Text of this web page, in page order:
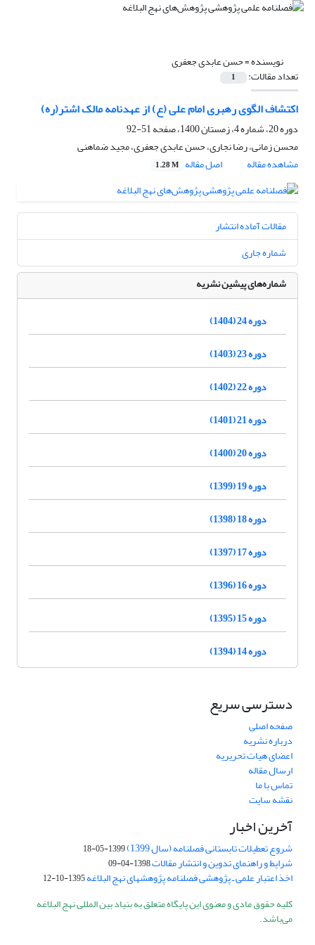
نویسنده =حسن عابدی جعفری
تعداد مقالات: 1
اکتشاف الگوی رهبری امام علی (ع) از عهدنامه مالک اشتر(ره)
دوره 20، شماره 4، زمستان 1400، صفحه
51-92
محسن زمانی، رضا نجاری، حسن عابدی جعفری، مجید ضماهنی
مشاهده مقاله
اصل مقاله 1.28 M
مقالات آماده انتشار
شماره جاری
شماره‌های پیشین نشریه
دوره 24 (1404)
دوره 23 (1403)
دوره 22 (1402)
دوره 21 (1401)
دوره 20 (1400)
دوره 19 (1399)
دوره 18 (1398)
دوره 17 (1397)
دوره 16 (1396)
دوره 15 (1395)
دوره 14 (1394)
دسترسی سریع
صفحه اصلی
درباره نشریه
اعضای هیات تحریریه
ارسال مقاله
تماس با ما
نقشه سایت
آخرین اخبار
شروع تعطیلات تابستانی فصلنامه (سال 1399) 1399-05-18
شرایط و راهنمای تدوین و انتشار مقالات1398-04-09
اخذ اعتبار علمی ـ پژوهشی فصلنامه پژوهشهای نهج البلاغه1395-10-12
کلیه حقوق مادی و معنوی این پایگاه متعلق به بنیاد بین المللی نهج البلاغه
می‌باشد.